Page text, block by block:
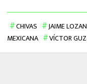
CHIVAS JAIME
MEXICANA
VÍCTOR